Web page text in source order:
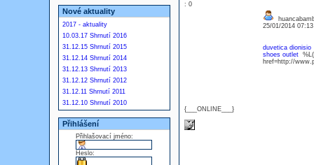
Nové aktuality
2017 - aktuality
10.03.17 Shrnutí 2016
31.12.15 Shrnutí 2015
31.12.14 Shrnutí 2014
31.12.13 Shrnutí 2013
31.12.12 Shrnutí 2012
31.12.11 Shrnutí 2011
31.12.10 Shrnutí 2010
Přihlášení
Přihlašovací jméno:
Heslo:
: 0
{___ONLINE___}
25/01/2014
duvetica dionisio
shoes outlet
href=http://